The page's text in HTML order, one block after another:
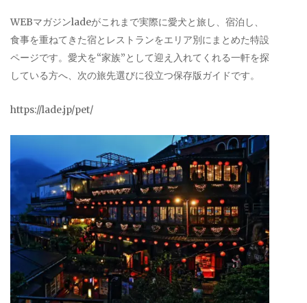
WEBマガジンladeがこれまで実際に愛犬と旅し、宿泊し、
食事を重ねてきた宿とレストランをエリア別にまとめた特設
ページです。愛犬を“家族”として迎え入れてくれる一軒を探
している方へ、次の旅先選びに役立つ保存版ガイドです。
https://lade.jp/pet/